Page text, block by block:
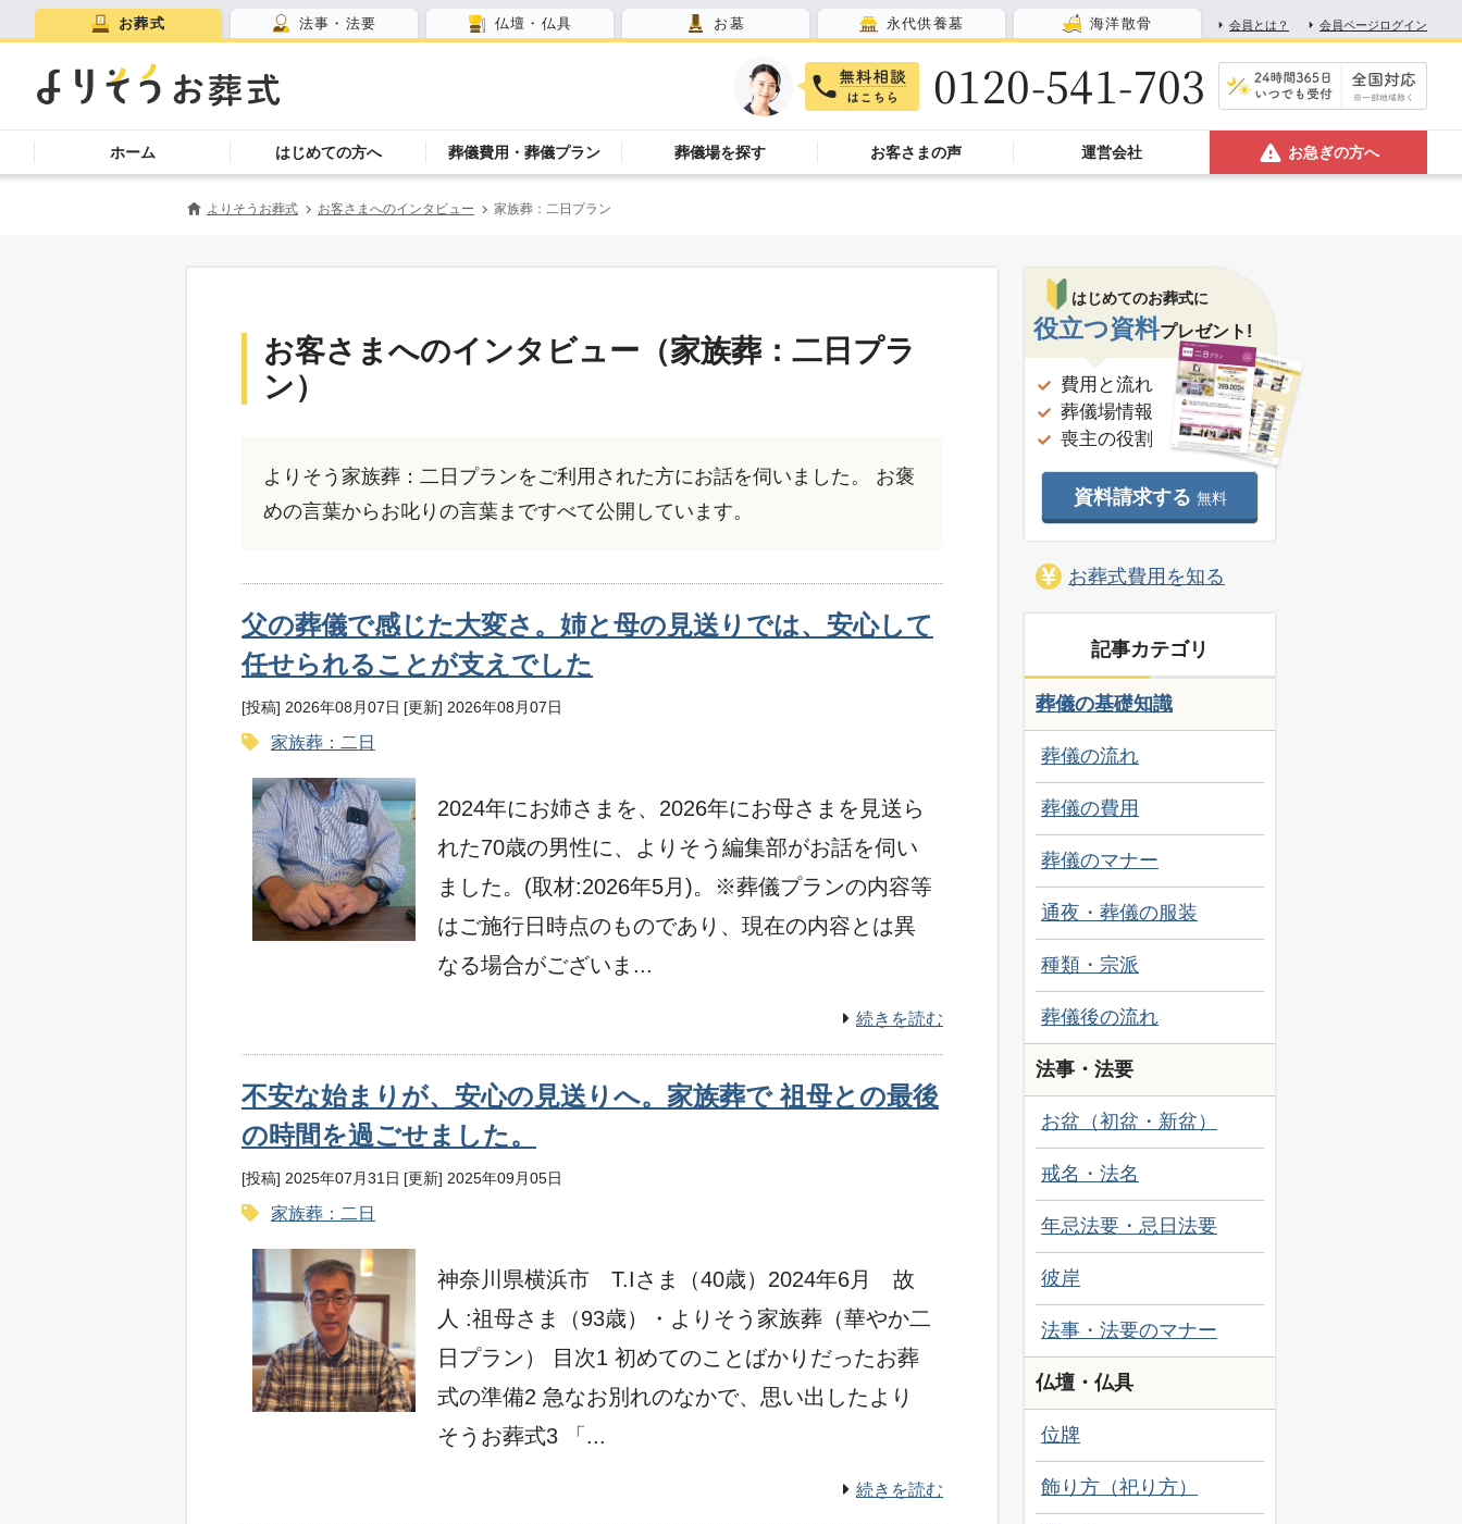
お葬式 法事・法要 仏壇・仏具 お墓 永代供養墓 海洋散骨 会員とは？ 会員ページログイン
0120-541-703
ホーム はじめての方へ 葬儀費用・葬儀プラン 葬儀場を探す お客さまの声 運営会社 お急ぎの方へ
よりそうお葬式 お客さまへのインタビュー 家族葬：二日プラン
お客さまへのインタビュー（家族葬：二日プラ
ン）
よりそう家族葬：二日プランをご利用された方にお話を伺いました。 お褒
めの言葉からお叱りの言葉まですべて公開しています。
父の葬儀で感じた大変さ。姉と母の見送りでは、安心して
任せられることが支えでした
[投稿] 2026年08月07日 [更新] 2026年08月07日
家族葬：二日
2024年にお姉さまを、2026年にお母さまを見送ら
れた70歳の男性に、よりそう編集部がお話を伺い
ました。(取材:2026年5月)。※葬儀プランの内容等
はご施行日時点のものであり、現在の内容とは異
なる場合がございま...
続きを読む
不安な始まりが、安心の見送りへ。家族葬で 祖母との最後
の時間を過ごせました。
[投稿] 2025年07月31日 [更新] 2025年09月05日
家族葬：二日
神奈川県横浜市 T.Iさま（40歳）2024年6月 故
人 :祖母さま（93歳）・よりそう家族葬（華やか二
日プラン） 目次1 初めてのことばかりだったお葬
式の準備2 急なお別れのなかで、思い出したより
そうお葬式3 「...
続きを読む
はじめてのお葬式に
役立つ資料プレゼント!
費用と流れ
葬儀場情報
喪主の役割
資料請求する 無料
お葬式費用を知る
記事カテゴリ
葬儀の基礎知識
葬儀の流れ
葬儀の費用
葬儀のマナー
通夜・葬儀の服装
種類・宗派
葬儀後の流れ
法事・法要
お盆（初盆・新盆）
戒名・法名
年忌法要・忌日法要
彼岸
法事・法要のマナー
仏壇・仏具
位牌
飾り方（祀り方）